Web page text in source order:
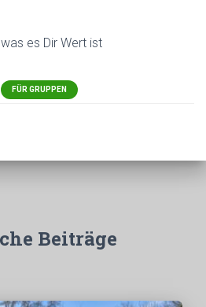
es Dir Wert ist
FÜR GRUPPEN
Beiträge